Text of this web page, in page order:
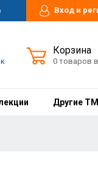
Вход и
Корзина
0 товаров
Другие ТМ